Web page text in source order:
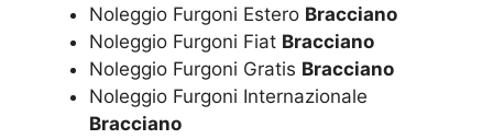
Noleggio Furgoni Estero Bracciano
Noleggio Furgoni Fiat Bracciano
Noleggio Furgoni Gratis Bracciano
Noleggio Furgoni Internazionale
Bracciano